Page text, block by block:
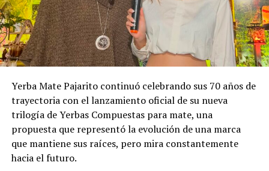
Yerba Mate Pajarito continuó celebrando sus 70 años de
trayectoria con el lanzamiento oficial de su nueva
trilogía de Yerbas Compuestas para mate, una
propuesta que representó la evolución de una marca
que mantiene sus raíces, pero mira constantemente
hacia el futuro.